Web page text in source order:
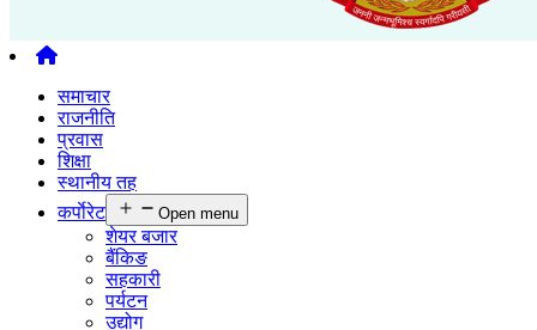
समाचार
राजनीति
प्रवास
शिक्षा
स्थानीय तह
कर्पाेरेट
Open menu
शेयर बजार
बैंकिङ
सहकारी
पर्यटन
उद्योग